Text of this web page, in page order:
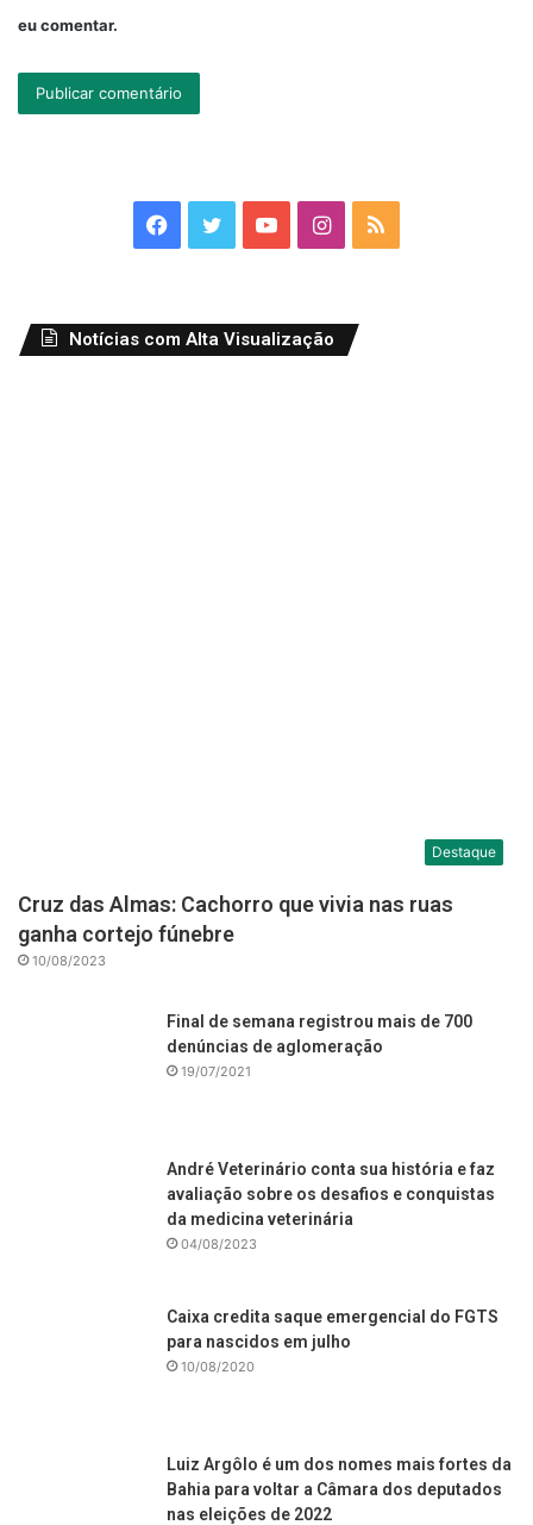
eu comentar.
Facebook
TwitterYouTubeInstagram
RSS
Notícias com Alta Visualização
Destaque
Cruz das Almas: Cachorro que vivia nas ruas
ganha cortejo fúnebre
10/08/2023
Final de semana registrou mais de 700
denúncias de aglomeração
19/07/2021
André Veterinário conta sua história e faz
avaliação sobre os desafios e conquistas
da medicina veterinária
04/08/2023
Caixa credita saque emergencial do FGTS
para nascidos em julho
10/08/2020
Luiz Argôlo é um dos nomes mais fortes da
Bahia para voltar a Câmara dos deputados
nas eleições de 2022